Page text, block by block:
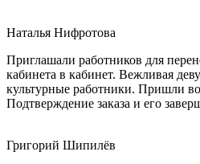
Наталья Нифротова
Приглашали работников для
кабинета в кабинет. Вежливая
культурные работники. Пришли
Подтверждение заказа и его
Григорий Шипилёв